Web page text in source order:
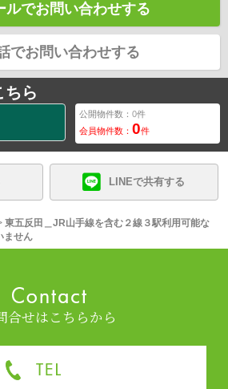
ルでお問い合わせする
でお問い合わせする
ちら
公開物件数： 0件
会員物件数： 0件
LINEで共有する
東五反田＿JR山手線を含む２線３駅利用可能な
ません
合せはこちらから